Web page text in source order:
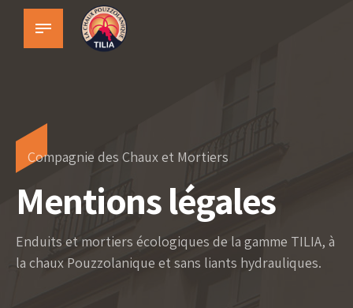
Compagnie des Chaux et Mortiers
Mentions légales
Enduits et mortiers écologiques de la gamme TILIA, à
la chaux Pouzzolanique et sans liants hydrauliques.